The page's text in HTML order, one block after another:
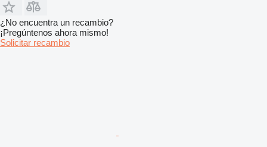
¿No encuentra un recambio?
¡Pregúntenos ahora mismo!
Solicitar recambio